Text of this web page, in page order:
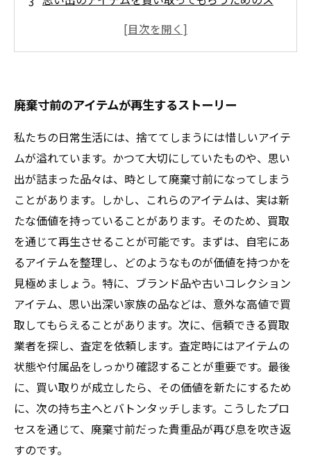
ち
あなたも貴重品の発掘者になれる！実践ガイド
未来に繋がる価値の再発見：買取体験の全貌
廃棄寸前のアイテムが再生するストーリー
私たちの日常生活には、捨ててしまうには惜しいアイテ
ムが溢れています。かつて大切にしていたものや、思い
出が詰まった品々は、時として廃棄寸前になってしまう
ことがあります。しかし、これらのアイテムは、実は新
たな価値を持っていることがあります。そのため、買取
を通じて再生させることが可能です。まずは、自宅にあ
るアイテムを整理し、どのようなものが価値を持つかを
見極めましょう。特に、ブランド品や古いコレクション
アイテム、思い出深い家族の品などは、意外な高値で買
取してもらえることがあります。次に、信頼できる買取
業者を探し、査定を依頼します。査定時にはアイテムの
状態や付属品をしっかり確認することが重要です。最後
に、買い取りが成立したら、その価値を新たにするため
に、次の持ち主へとバトンタッチします。こうしたプロ
セスを通じて、廃棄寸前だった貴重品が再び息を吹き返
すのです。